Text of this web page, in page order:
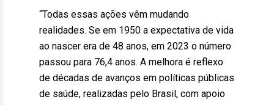
“Todas essas ações vêm mudando
realidades. Se em 1950 a expectativa de vida
ao nascer era de 48 anos, em 2023 o número
passou para 76,4 anos. A melhora é reflexo
de décadas de avanços em políticas públicas
de saúde, realizadas pelo Brasil, com apoio